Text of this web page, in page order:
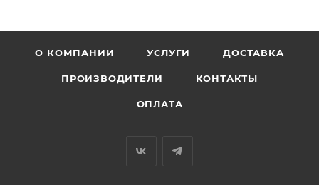
О КОМПАНИИ УСЛУГИ ДОСТАВКА
ПРОИЗВОДИТЕЛИ КОНТАКТЫ
ОПЛАТА